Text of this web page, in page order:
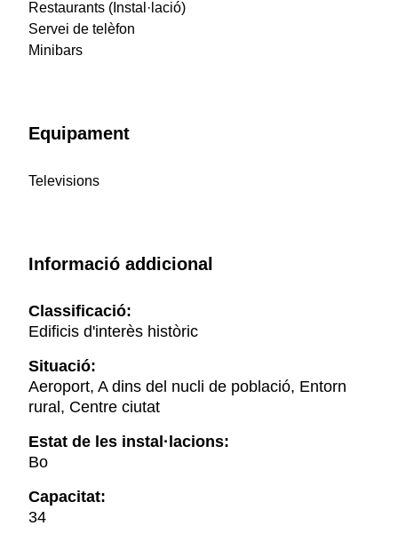
Restaurants (Instal·lació)
Servei de telèfon
Minibars
Equipament
Televisions
Informació addicional
Classificació:
Edificis d'interès històric
Situació:
Aeroport, A dins del nucli de població, Entorn
rural, Centre ciutat
Estat de les instal·lacions:
Bo
Capacitat:
34